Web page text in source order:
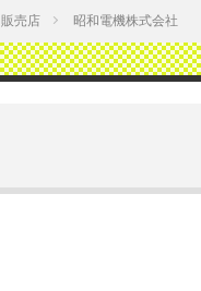
販売店 昭和電機株式会社